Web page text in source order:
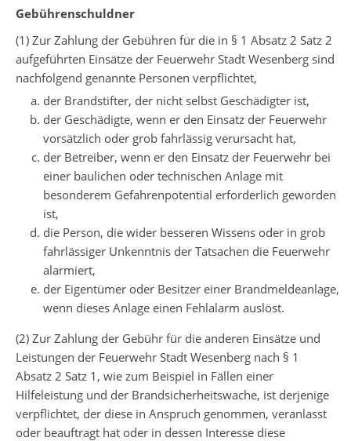
Gebührenschuldner
(1) Zur Zahlung der Gebühren für die in § 1 Absatz 2 Satz 2
aufgeführten Einsätze der Feuerwehr Stadt Wesenberg sind
nachfolgend genannte Personen verpflichtet,
der Brandstifter, der nicht selbst Geschädigter ist,
der Geschädigte, wenn er den Einsatz der Feuerwehr
vorsätzlich oder grob fahrlässig verursacht hat,
der Betreiber, wenn er den Einsatz der Feuerwehr bei
einer baulichen oder technischen Anlage mit
besonderem Gefahrenpotential erforderlich geworden
ist,
die Person, die wider besseren Wissens oder in grob
fahrlässiger Unkenntnis der Tatsachen die Feuerwehr
alarmiert,
der Eigentümer oder Besitzer einer Brandmeldeanlage,
wenn dieses Anlage einen Fehlalarm auslöst.
(2) Zur Zahlung der Gebühr für die anderen Einsätze und
Leistungen der Feuerwehr Stadt Wesenberg nach § 1
Absatz 2 Satz 1, wie zum Beispiel in Fällen einer
Hilfeleistung und der Brandsicherheitswache, ist derjenige
verpflichtet, der diese in Anspruch genommen, veranlasst
oder beauftragt hat oder in dessen Interesse diese